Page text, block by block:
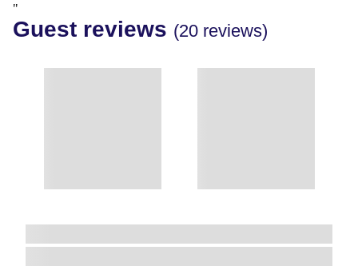
"
Guest reviews (20 reviews)